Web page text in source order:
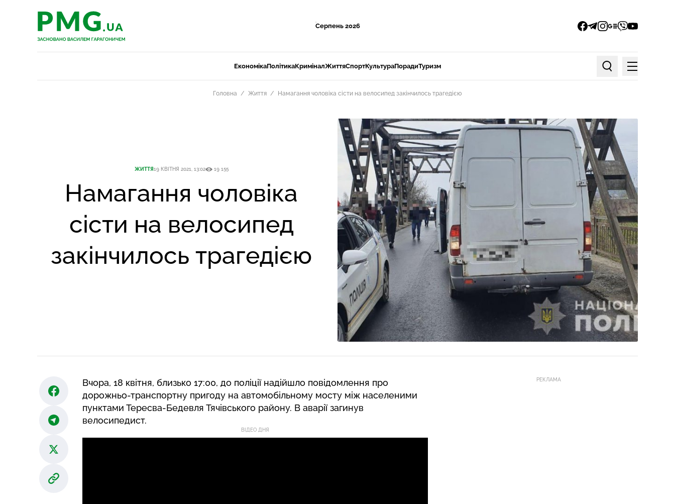
PMG.ua
Серпень 2026
facebook
telegram
instagram
google_news
viberyoutube
PMG.ua
ЕкономікаПолітикаКриміналЖиттяСпортКультураПорадиТуризм
Пошук по статтях
Меню
Головна Життя Намагання чоловіка сісти на велосипед закінчилось трагедією
ЖИТТЯ19 КВІТНЯ 2021, 13:02 19 155
Намагання чоловіка
сісти на велосипед
закінчилось трагедією
Вчора, 18 квітня, близько 17:00, до поліції надійшло повідомлення про
дорожньо-транспортну пригоду на автомобільному мосту між населеними
пунктами Тересва-Бедевля Тячівського району. В аварії загинув
велосипедист.
ВІДЕО ДНЯ
РЕКЛАМА